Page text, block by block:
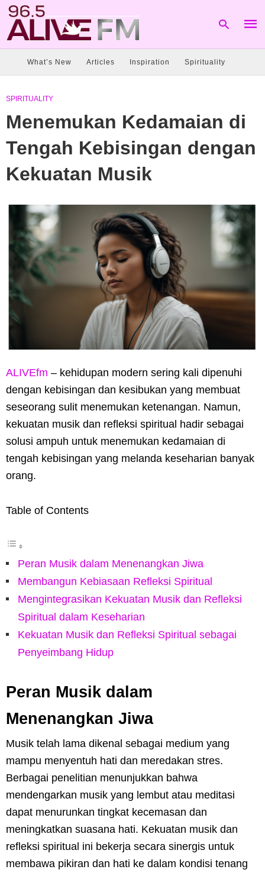
and
What’s New Articles Inspiration Spirituality
SPIRITUALITY
Menemukan Kedamaian di
Tengah Kebisingan dengan
Kekuatan Musik
ALIVEfm – kehidupan modern sering kali dipenuhi
dengan kebisingan dan kesibukan yang membuat
seseorang sulit menemukan ketenangan. Namun,
kekuatan musik dan refleksi spiritual hadir sebagai
solusi ampuh untuk menemukan kedamaian di
tengah kebisingan yang melanda keseharian banyak
orang.
Table of Contents
Peran Musik dalam Menenangkan Jiwa
Membangun Kebiasaan Refleksi Spiritual
Mengintegrasikan Kekuatan Musik dan Refleksi
Spiritual dalam Keseharian
Kekuatan Musik dan Refleksi Spiritual sebagai
Penyeimbang Hidup
Peran Musik dalam
Menenangkan Jiwa
Musik telah lama dikenal sebagai medium yang
mampu menyentuh hati dan meredakan stres.
Berbagai penelitian menunjukkan bahwa
mendengarkan musik yang lembut atau meditasi
dapat menurunkan tingkat kecemasan dan
meningkatkan suasana hati. Kekuatan musik dan
refleksi spiritual ini bekerja secara sinergis untuk
membawa pikiran dan hati ke dalam kondisi tenang